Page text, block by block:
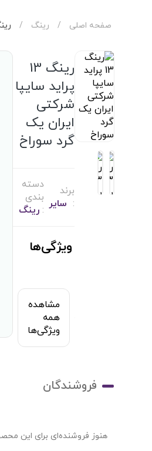
صفحه اصلی / رینگ /
رینگ 13
پراید سایپا
شرکتی
ایران یک
گرد سوراخ
برند
: سایر
دسته
بندی
: رینگ
ویژگی‌ها
مشاهده
همه
ویژگی‌ها
فروشندگان
هنوز فروشنده‌ای برای این